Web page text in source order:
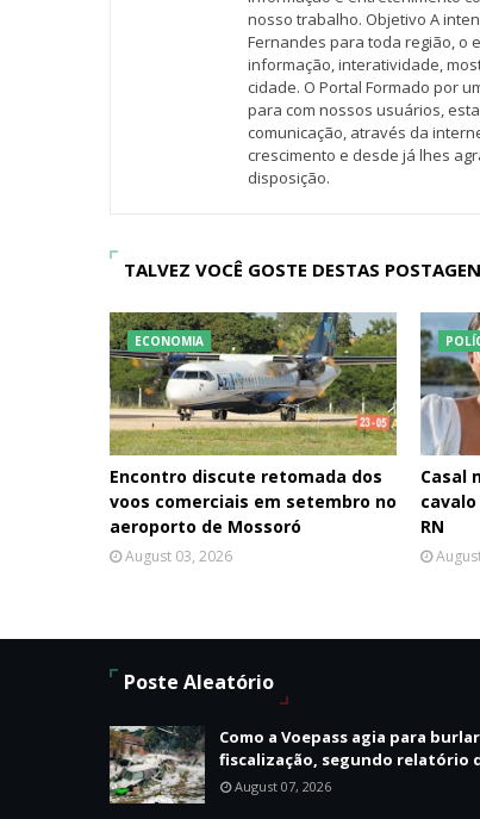
nosso trabalho. Objetivo A
Fernandes para toda região, o
informação, interatividade,
cidade. O Portal Formado por
para com nossos usuários,
comunicação, através da
crescimento e desde já lhes
disposição.
TALVEZ VOCÊ GOSTE DESTAS
ECONOMIA
Encontro discute retomada dos
voos comerciais em setembro no
aeroporto de Mossoró
August 03, 2026
Casal
RN
Poste Aleatório
Como a Voepass agia para burlar
fiscalização, segundo relatório
August 07, 2026